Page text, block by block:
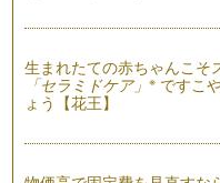
お子様に英語を習得して
なさんが習得して欲しい
子どもの英語教育に興味
の絵本に興味のある方は多
生まれたての赤ちゃんこそ
「セラミドケア」※ ですこ
ょう【花王】